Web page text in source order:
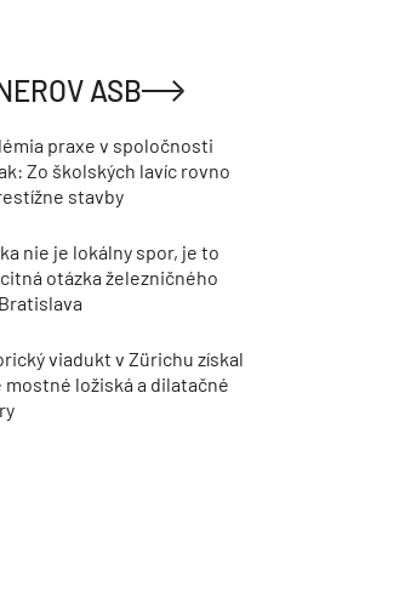
ASB
praxe v spoločnosti
Zo školských lavíc rovno
stavby
nie je lokálny spor, je to
otázka železničného
viadukt v Zürichu získal
mostné ložiská a dilatačné